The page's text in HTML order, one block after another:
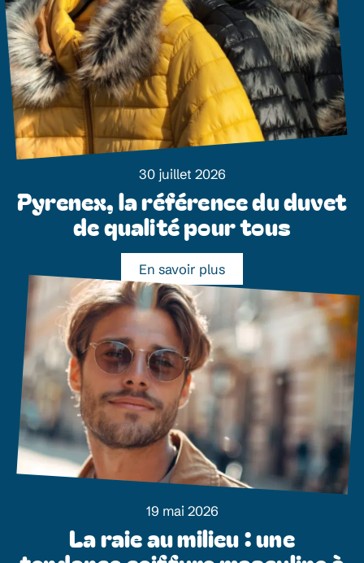
30 juillet 2026
Pyrenex, la référence du duvet
de qualité pour tous
En savoir plus
19 mai 2026
La raie au milieu : une